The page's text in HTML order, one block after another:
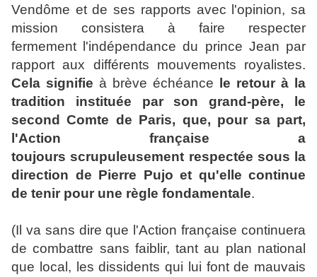
Vendôme et de ses rapports avec l'opinion, sa
mission consistera à faire respecter
fermement l'indépendance du prince Jean par
rapport aux différents mouvements royalistes.
Cela signifie à brève échéance le retour à la
tradition instituée par son grand-père, le
second Comte de Paris, que, pour sa part,
l'Action française a
toujours scrupuleusement respectée sous la
direction de Pierre Pujo et qu'elle continue
de tenir pour une règle fondamentale.
(Il va sans dire que l'Action française continuera
de combattre sans faiblir, tant au plan national
que local, les dissidents qui lui font de mauvais